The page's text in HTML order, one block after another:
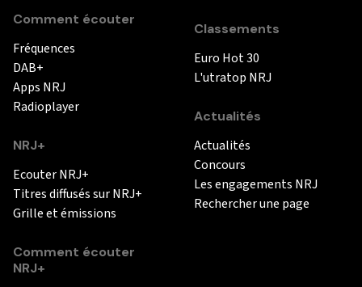
Comment écouter
Fréquences
DAB+
Apps NRJ
Radioplayer
NRJ+
Ecouter NRJ+
Titres diffusés sur NRJ+
Grille et émissions
Comment écouter
NRJ+
Classements
Euro Hot 30
L'utratop NRJ
Actualités
Actualités
Concours
Les engagements NRJ
Rechercher une page